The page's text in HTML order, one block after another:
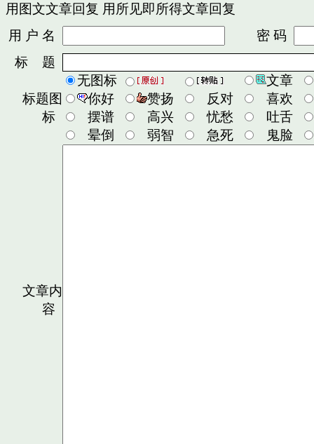
用图文文章回复 用所见即所得文章回复
用 户 名
密 码
标 题
标题图
标
无图标
文章
你好
赞扬 反对
喜欢
摆谱
高兴 忧愁
吐舌
晕倒
弱智 急死 鬼脸
文章内
容